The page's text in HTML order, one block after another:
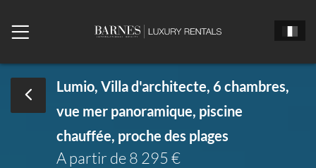
Lumio, Villa d'architecte, 6 chambres,
vue mer panoramique, piscine
chauffée, proche des plages
A partir de 8 295 €